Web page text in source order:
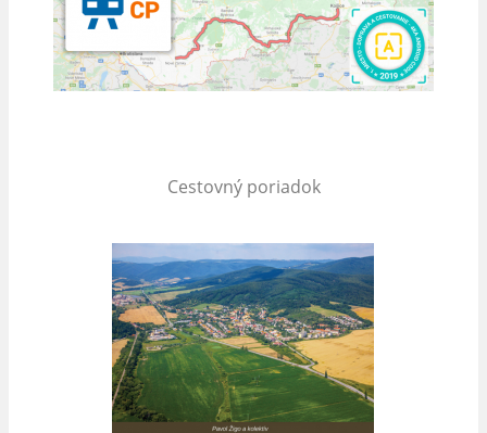
Cestovný poriadok